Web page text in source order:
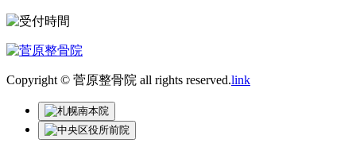
Copyright © 菅原整骨院 all rights reserved.link